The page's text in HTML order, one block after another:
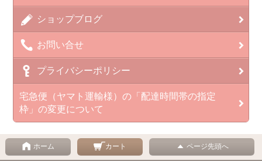
ショップブログ
お問い合せ
プライバシーポリシー
宅急便（ヤマト運輸様）の「配達時間帯の指定
枠」の変更について
ホーム カート ページ先頭へ